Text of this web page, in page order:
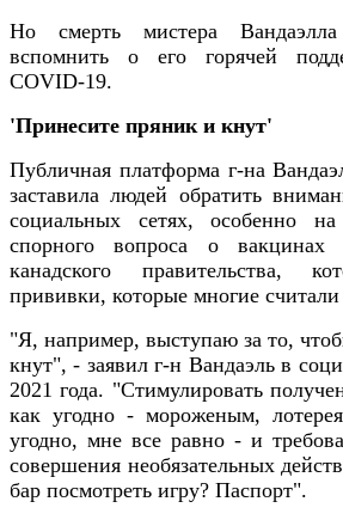
Но смерть мистера Вандаэлла
вспомнить о его горячей
COVID-19.
'Принесите пряник и кнут'
Публичная платформа г-на
заставила людей обратить
социальных сетях, особенно
спорного вопроса о
канадского правительства,
прививки, которые многие
"Я, например, выступаю за то,
кнут", - заявил г-н Вандаэль в
2021 года. "Стимулировать
как угодно - мороженым,
угодно, мне все равно - и
совершения необязательных
бар посмотреть игру? Паспорт".